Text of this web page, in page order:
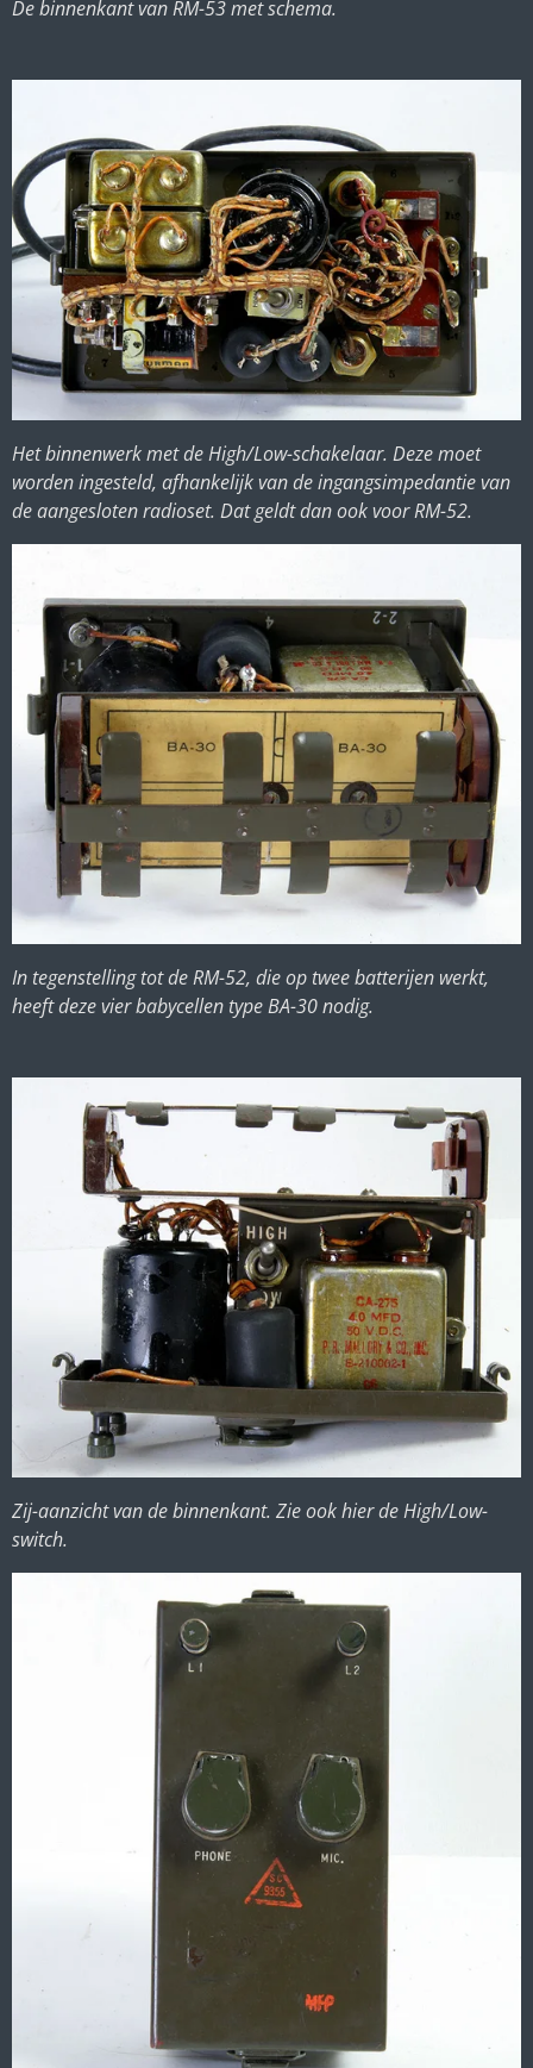
De binnenkant van RM-53 met schema.
Het binnenwerk met de High/Low-schakelaar. Deze moet
worden ingesteld, afhankelijk van de ingangsimpedantie van
de aangesloten radioset. Dat geldt dan ook voor RM-52.
In tegenstelling tot de RM-52, die op twee batterijen werkt,
heeft deze vier babycellen type BA-30 nodig.
Zij-aanzicht van de binnenkant. Zie ook hier de High/Low-
switch.